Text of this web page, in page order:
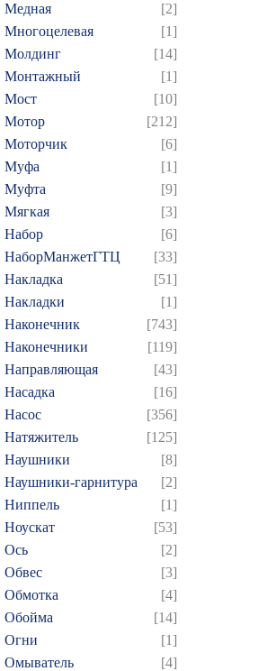
Медная
[2]
Многоцелевая
[1]
Молдинг
[14]
Монтажный
[1]
Мост
[10]
Мотор
[212]
Моторчик
[6]
Муфа
[1]
Муфта
[9]
Мягкая
[3]
Набор
[6]
НаборМанжетГТЦ
[33]
Накладка
[51]
Накладки
[1]
Наконечник
[743]
Наконечники
[119]
Направляющая
[43]
Насадка
[16]
Насос
[356]
Натяжитель
[125]
Наушники
[8]
Наушники-гарнитура
[2]
Ниппель
[1]
Ноускат
[53]
Оcь
[2]
Обвес
[3]
Обмотка
[4]
Обойма
[14]
Огни
[1]
Омыватель
[4]